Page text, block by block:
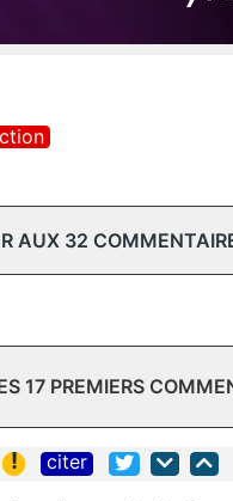
AUX 32
17 PREMIERS
! citer